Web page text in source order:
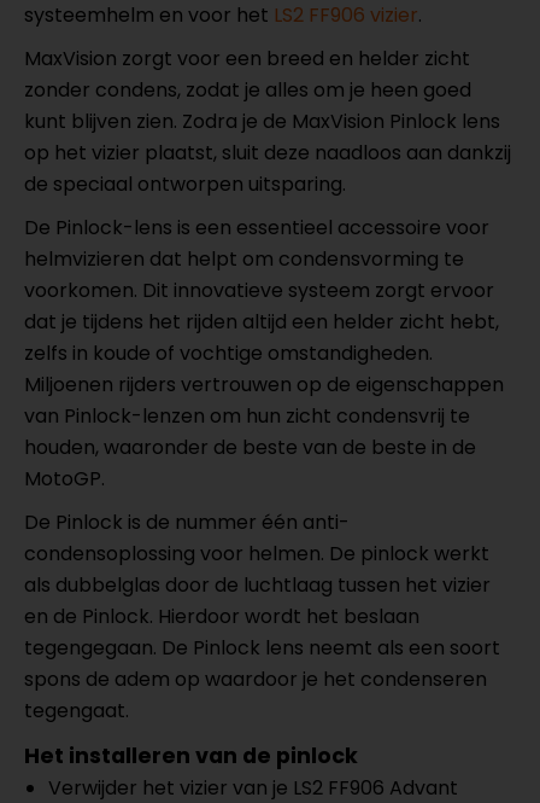
systeemhelm en voor het LS2 FF906 vizier.
MaxVision zorgt voor een breed en helder zicht
zonder condens, zodat je alles om je heen goed
kunt blijven zien. Zodra je de MaxVision Pinlock lens
op het vizier plaatst, sluit deze naadloos aan dankzij
de speciaal ontworpen uitsparing.
De Pinlock-lens is een essentieel accessoire voor
helmvizieren dat helpt om condensvorming te
voorkomen. Dit innovatieve systeem zorgt ervoor
dat je tijdens het rijden altijd een helder zicht hebt,
zelfs in koude of vochtige omstandigheden.
Miljoenen rijders vertrouwen op de eigenschappen
van Pinlock-lenzen om hun zicht condensvrij te
houden, waaronder de beste van de beste in de
MotoGP.
De Pinlock is de nummer één anti-
condensoplossing voor helmen. De pinlock werkt
als dubbelglas door de luchtlaag tussen het vizier
en de Pinlock. Hierdoor wordt het beslaan
tegengegaan. De Pinlock lens neemt als een soort
spons de adem op waardoor je het condenseren
tegengaat.
Het installeren van de pinlock
Verwijder het vizier van je LS2 FF906 Advant